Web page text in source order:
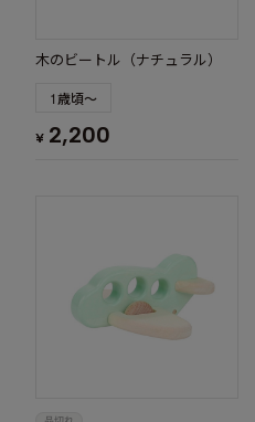
木のビートル（ナチュラル）
1歳頃～
¥ 2,200